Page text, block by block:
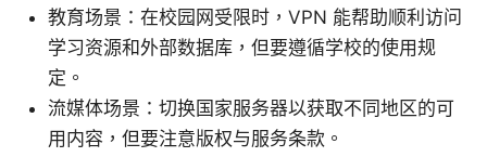
教育场景：在校园网受限时，VPN 能帮助顺利访问
学习资源和外部数据库，但要遵循学校的使用规
定。
流媒体场景：切换国家服务器以获取不同地区的可
用内容，但要注意版权与服务条款。